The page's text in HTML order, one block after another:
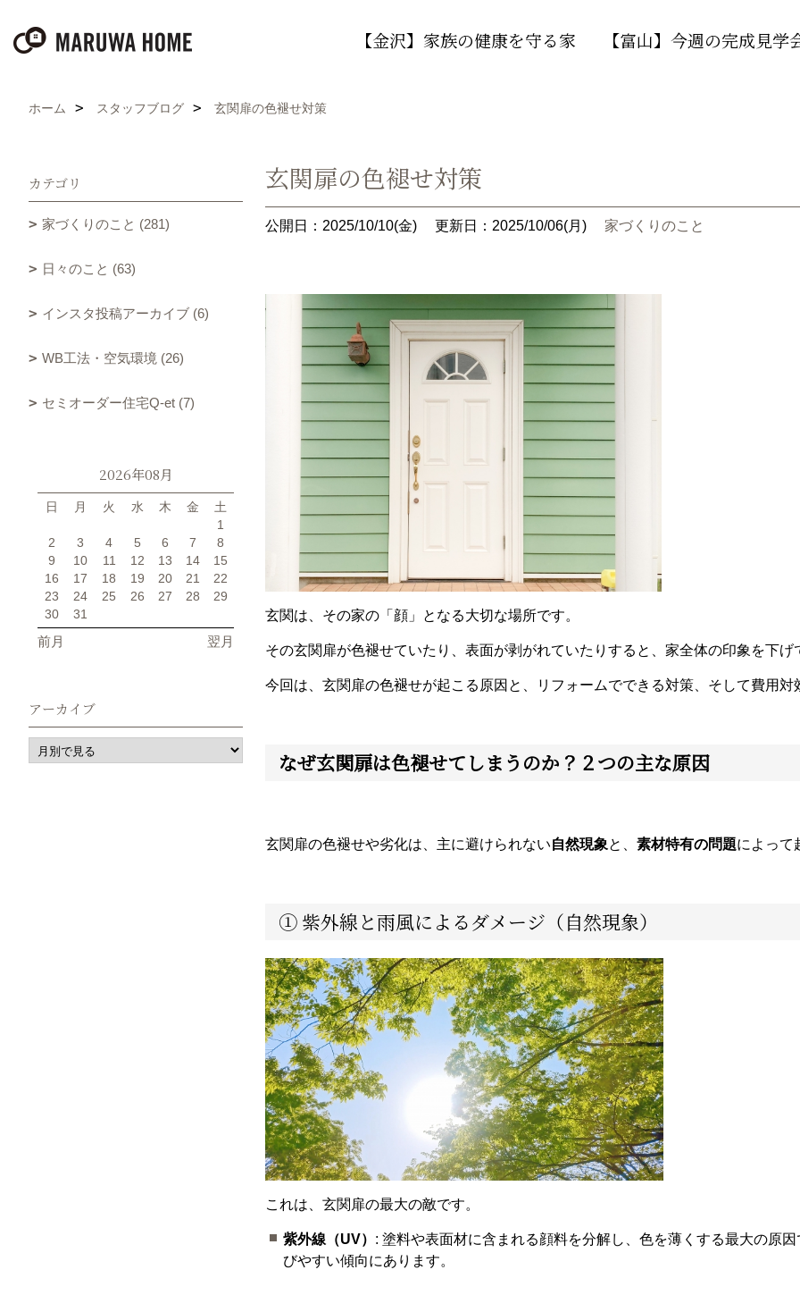
【金沢】家族の健康を守る家 【富山】今週の完成見学
ホーム スタッフブログ 玄関扉の色褪せ対策
玄関扉の色褪せ対策
公開日：2025/10/10(金) 更新日：2025/10/06(月) 家づくりのこと
玄関は、その家の「顔」となる大切な場所です。
その玄関扉が色褪せていたり、表面が剥がれていたりすると、家全体の印象を下げ
今回は、玄関扉の色褪せが起こる原因と、リフォームでできる対策、そして費用
なぜ玄関扉は色褪せてしまうのか？２つの主な原因
玄関扉の色褪せや劣化は、主に避けられない自然現象と、 素材特有の問題によって
① 紫外線と雨風によるダメージ（自然現象）
これは、玄関扉の最大の敵です。
紫外線（UV） : 塗料や表面材に含まれる顔料を分解し、色を薄くする最大の原
びやすい傾向にあります。
カテゴリ
家づくりのこと (281)
日々のこと (63)
インスタ投稿アーカイブ (6)
WB工法・空気環境 (26)
セミオーダー住宅Q-et (7)
2026年08月
日 月 火 水 木 金
土
1
2
3 4 5 6 7
8
9
10 11 12 13 14
15
16
17 18 19 20 21
22
23
24 25 26 27 28
29
30
31
前月 翌月
アーカイブ